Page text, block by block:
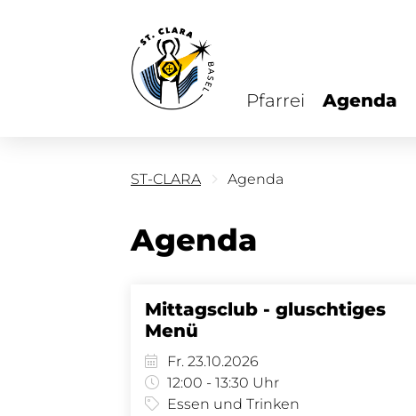
Pfarrei Agenda
ST-CLARA Agenda
Agenda
Mittagsclub - gluschtiges
Menü
Fr. 23.10.2026
12:00 - 13:30 Uhr
Essen und Trinken